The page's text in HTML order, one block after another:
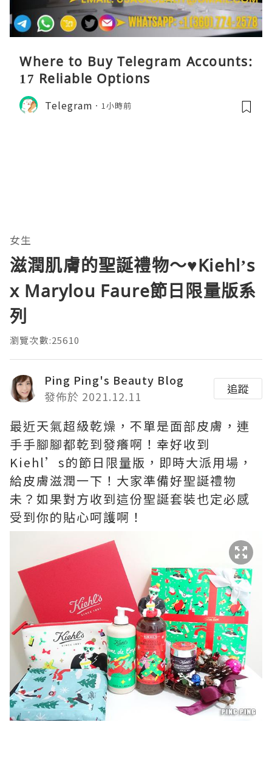
Where to Buy Telegram Accounts:
17 Reliable Options
Telegram 1小時前
女生
滋潤肌膚的聖誕禮物～♥Kiehl’s
x Marylou Faure節日限量版系
列
瀏覽次數:25610
Ping Ping's Beauty Blog
發佈於 2021.12.11
追蹤
最近天氣超級乾燥，不單是面部皮膚，連
手手腳腳都乾到發癢啊！幸好收到
Kiehl’s的節日限量版，即時大派用場，
給皮膚滋潤一下！大家準備好聖誕禮物
未？如果對方收到這份聖誕套裝也定必感
受到你的貼心呵護啊！